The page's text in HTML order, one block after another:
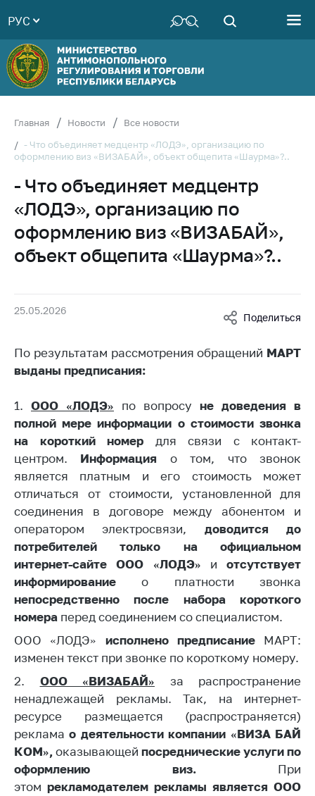
Руководство
Структура
Министерства
Территориальные
Законодательство
Антикоррупционная
деятельность
Общественно-
консультативный
совет
Награждения
товарная биржа
жизнь
Идеологическая
работа
Официальные
геральдические
символы
5 лет МАРТ
Деятельность
Ценовая политика
Антимонопольное
регулирование и
конкуренция
Торговля и услуги
Регулирование и
контроль закупок
Защита прав
потребителей
Регулирование
рекламной
деятельности
РУС
Главная Новости
Все новости
- Что объединяет медцентр «ЛОДЭ», организацию по
оформлению виз «ВИЗАБАЙ», объект общепита «Шаурма»?..
- Что объединяет медцентр
«ЛОДЭ», организацию по
оформлению виз «ВИЗАБАЙ»,
объект общепита «Шаурма»?..
25.05.2026
Поделиться
По результатам рассмотрения обращений МАРТ
выданы предписания:
1. ООО «ЛОДЭ» по вопросу не доведения в
полной мере информации о стоимости звонка
на короткий номер для связи с контакт-
центром. Информация о том, что звонок
является платным и его стоимость может
отличаться от стоимости, установленной для
соединения в договоре между абонентом и
оператором электросвязи, доводится до
потребителей только на официальном
интернет-сайте ООО «ЛОДЭ» и отсутствует
информирование о платности звонка
непосредственно после набора короткого
номера перед соединением со специалистом.
ООО «ЛОДЭ» исполнено предписаниеМАРТ:
изменен текст при звонке по короткому номеру.
2. ООО «ВИЗАБАЙ» за распространение
ненадлежащей рекламы. Так, на интернет-
ресурсе размещается (распространяется)
рекламао деятельности компании «ВИЗА БАЙ
КОМ», оказывающей посреднические услуги по
оформлению виз.При
этом рекламодателем рекламы является ООО